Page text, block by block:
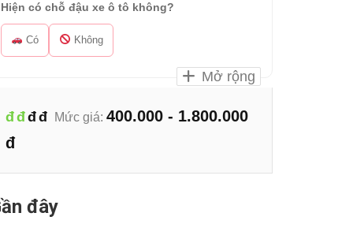
Hiện có chỗ đậu xe ô tô không?
Có Không
Mở rộng
đđđđ Mức giá: 400.000 - 1.800.000
đ
đây